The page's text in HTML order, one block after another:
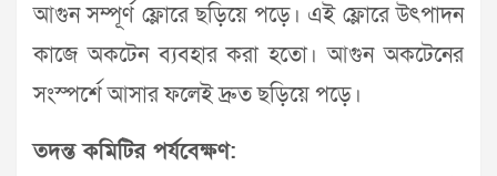
আগুন সম্পূর্ণ ফ্লোরে ছড়িয়ে পড়ে। এই ফ্লোরে উৎপাদন
কাজে অকটেন ব্যবহার করা হতো। আগুন অকটেনের
সংস্পর্শে আসার ফলেই দ্রুত ছড়িয়ে পড়ে।
তদন্ত কমিটির পর্যবেক্ষণ: